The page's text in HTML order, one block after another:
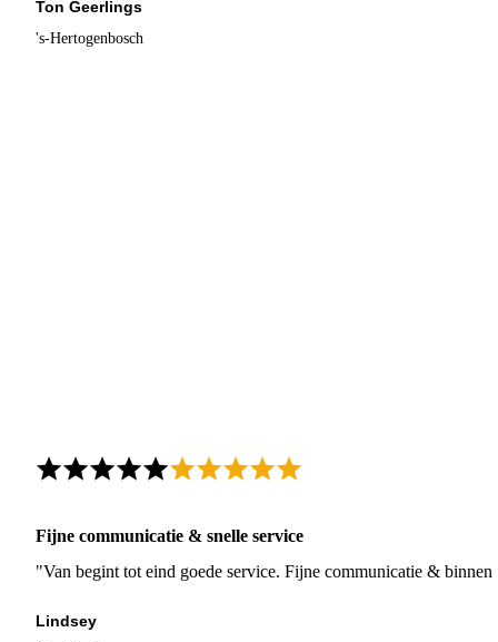
Ton Geerlings
's-Hertogenbosch
Fijne communicatie & snelle service
"Van begint tot eind goede service. Fijne communicatie &
Lindsey